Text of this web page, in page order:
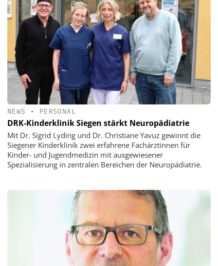
NEWS • PERSONAL
DRK-Kinderklinik Siegen stärkt Neuropädiatrie
Mit Dr. Sigrid Lyding und Dr. Christiane Yavuz gewinnt die
Siegener Kinderklinik zwei erfahrene Fachärztinnen für
Kinder- und Jugendmedizin mit ausgewiesener
Spezialisierung in zentralen Bereichen der Neuropädiatrie.